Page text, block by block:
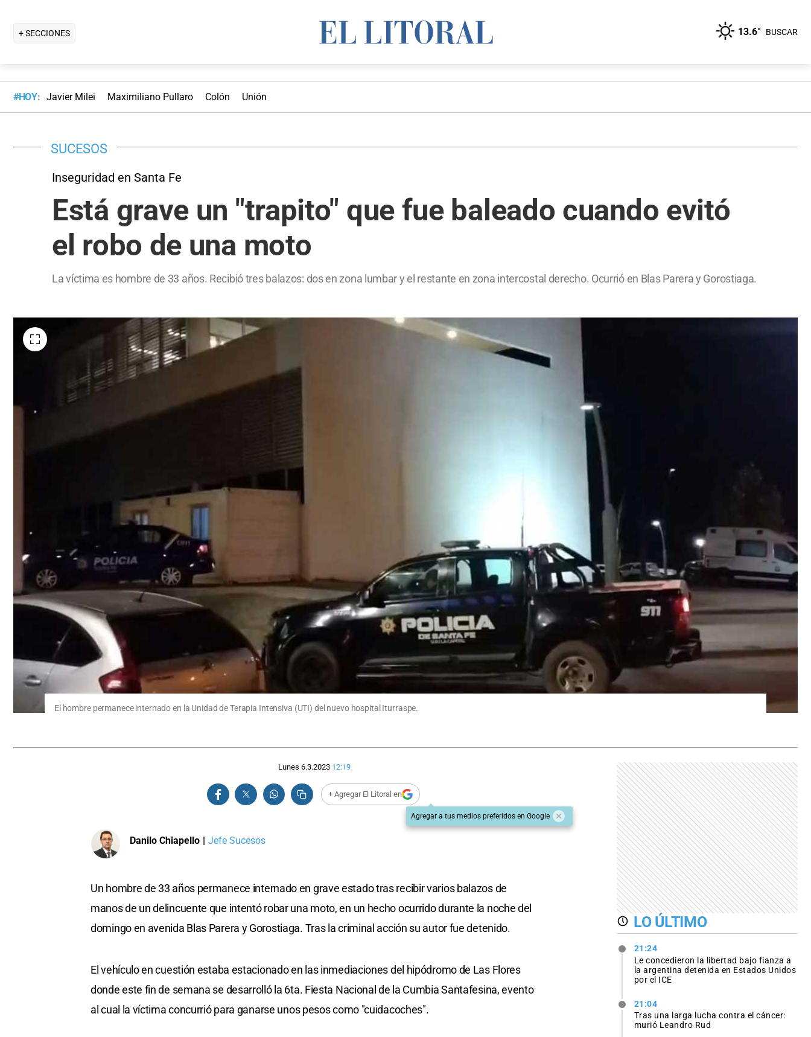
+ SECCIONES 13.6° BUSCAR
#HOY: Javier Milei Maximiliano Pullaro Colón Unión
SUCESOS
Inseguridad en Santa Fe
Está grave un "trapito" que fue baleado cuando evitó
el robo de una moto
La víctima es hombre de 33 años. Recibió tres balazos: dos en zona lumbar y el restante en zona intercostal derecho. Ocurrió en Blas Parera y Gorostiaga.
El hombre permanece internado en la Unidad de Terapia Intensiva (UTI) del nuevo hospital Iturraspe.
Lunes 6.3.2023 12:19
+ Agregar El Litoral en
Agregar a tus medios preferidos en Google
Danilo Chiapello | Jefe Sucesos
Un hombre de 33 años permanece internado en grave estado tras recibir varios balazos de
manos de un delincuente que intentó robar una moto, en un hecho ocurrido durante la noche del
domingo en avenida Blas Parera y Gorostiaga. Tras la criminal acción su autor fue detenido.
El vehículo en cuestión estaba estacionado en las inmediaciones del hipódromo de Las Flores
donde este fin de semana se desarrolló la 6ta. Fiesta Nacional de la Cumbia Santafesina, evento
al cual la víctima concurrió para ganarse unos pesos como "cuidacoches".
LO ÚLTIMO
21:24
Le concedieron la libertad bajo fianza a
la argentina detenida en Estados Unidos
por el ICE
21:04
Tras una larga lucha contra el cáncer:
murió Leandro Rud